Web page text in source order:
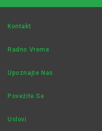
Kontakt
Radno Vreme
Upoznajte Nas
Povežite Se
Uslovi